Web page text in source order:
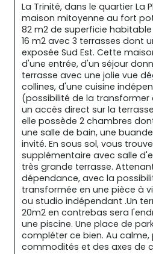
La Trinité, dans le quartier La
maison mitoyenne au fort
82 m2 de superficie
16 m2 avec 3 terrasses dont
exposée Sud Est. Cette
d'une entrée, d'un séjour
terrasse avec une jolie vue
collines, d'une cuisine
(possibilité de la transformer
un accès direct sur la
elle possède 2 chambres
une salle de bain, une
invité. En sous sol, vous
supplémentaire avec salle
très grande terrasse.
dépendance, avec la
transformée en une pièce à
ou studio indépendant .Un
20m2 en contrebas sera
une piscine. Une place de
compléter ce bien. Au
commodités et des axes de